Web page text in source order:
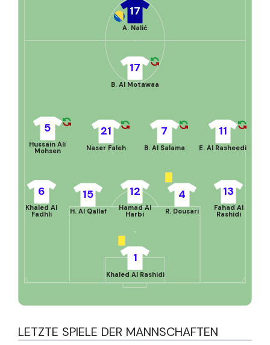
17
A. Nalić
1
Khaled Al Rashidi
6
Khaled Al
Fadhli
15
H. Al Qallaf
12
Hamad Al
Harbi
4
R. Dousari
13
Fahad Al
Rashidi
5
Hussain Ali
Mohsen
21
Naser Faleh
7
B. Al Salama
11
E. Al Rasheedi
17
B. Al Motawaa
LETZTE SPIELE DER MANNSCHAFTEN